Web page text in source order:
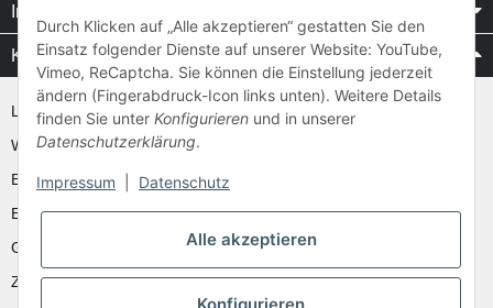
Informationen
Kataloge / Videos
Layher Videos und Downloads
WAKÜ
Ernst
Euroline
Günzburger
Zarges
Durch Klicken auf „Alle akzeptieren“ gestatten Sie den
Einsatz folgender Dienste auf unserer Website: YouTube,
Vimeo, ReCaptcha. Sie können die Einstellung jederzeit
ändern (Fingerabdruck-Icon links unten). Weitere Details
finden Sie unter Konfigurieren und in unserer
Datenschutzerklärung.
Impressum Datenschutz
Alle akzeptieren